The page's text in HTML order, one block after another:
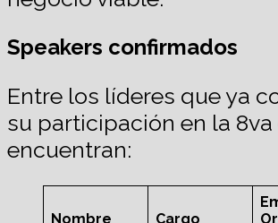
Speakers confirmados
Entre los líderes que ya
su participación en la
encuentran:
Nombre Cargo